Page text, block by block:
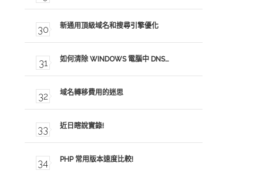
新通用頂級域名和搜尋引擎優化
如何清除 WINDOWS 電腦中 DNS…
域名轉移費用的迷思
近日瞎說實錄!
PHP 常用版本速度比較!